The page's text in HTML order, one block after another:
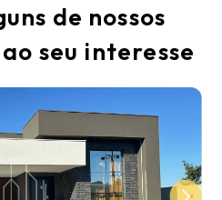
de nossos
seu interesse